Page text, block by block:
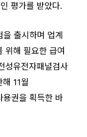
평가를 받았다.
출시하며 업계
위해 필요한 급여
성유전자패널검사
11월
용권을 획득한 바